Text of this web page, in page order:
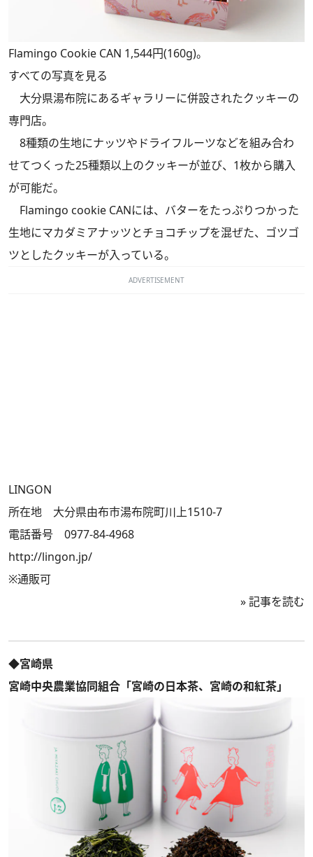
Flamingo Cookie CAN 1,544円(160g)。
すべての写真を見る
大分県湯布院にあるギャラリーに併設されたクッキーの
専門店。
8種類の生地にナッツやドライフルーツなどを組み合わ
せてつくった25種類以上のクッキーが並び、1枚から購入
が可能だ。
Flamingo cookie CANには、バターをたっぷりつかった
生地にマカダミアナッツとチョコチップを混ぜた、ゴツゴ
ツとしたクッキーが入っている。
ADVERTISEMENT
LINGON
所在地 大分県由布市湯布院町川上1510-7
電話番号 0977-84-4968
http://lingon.jp/
※通販可
»記事を読む
◆宮崎県
宮崎中央農業協同組合「宮崎の日本茶、宮崎の和紅茶」